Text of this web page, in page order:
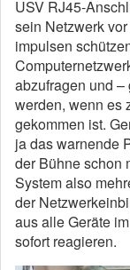
USV RJ45-
sein Netzwerk
impulsen
abzufragen und
werden, wenn es
gekommen ist.
ja das warnende
der Bühne schon
System also
der
aus alle Geräte
sofort reagieren.